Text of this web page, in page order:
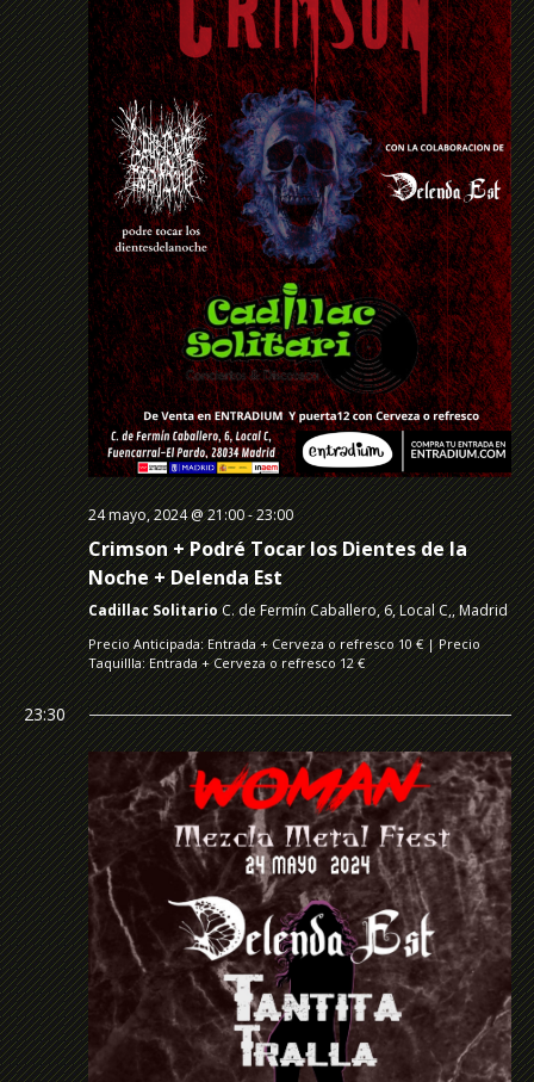
24 mayo, 2024 @ 21:00-23:00
Crimson + Podré Tocar los Dientes de la
Noche + Delenda Est
Cadillac SolitarioC. de Fermín Caballero, 6, Local C,, Madrid
Precio Anticipada: Entrada + Cerveza o refresco 10 € | Precio
Taquillla: Entrada + Cerveza o refresco 12 €
23:30